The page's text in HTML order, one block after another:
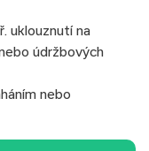
uklouznutí na
údržbových
nebo